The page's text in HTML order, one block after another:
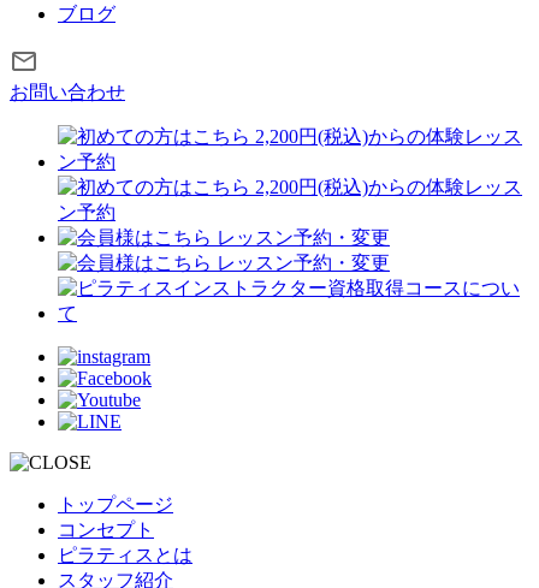
ブログ
お問い合わせ
トップページ
コンセプト
ピラティスとは
スタッフ紹介